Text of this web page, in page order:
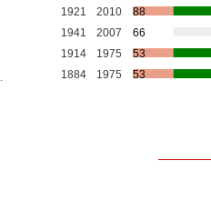
1921 2010
88
1941 2007
66
1914 1975
53
1884 1975 53